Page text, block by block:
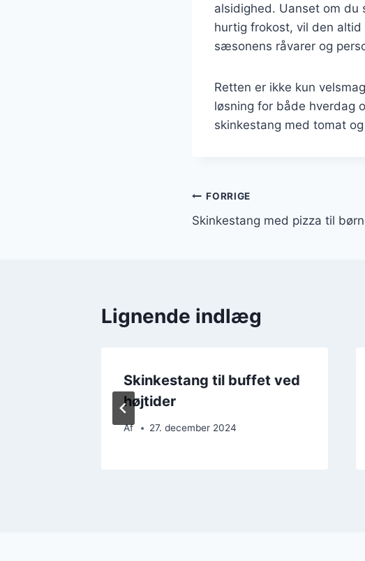
alsidighed. Uanset om du
hurtig frokost, vil den
sæsonens råvarer og
Retten er ikke kun
løsning for både hverdag
skinkestang med tomat
Indlægsnavigation
FORRIGE
Skinkestang med pizza til
Lignende indlæg
Skinkestang til buffet ved
højtider
Af 27. december 2024